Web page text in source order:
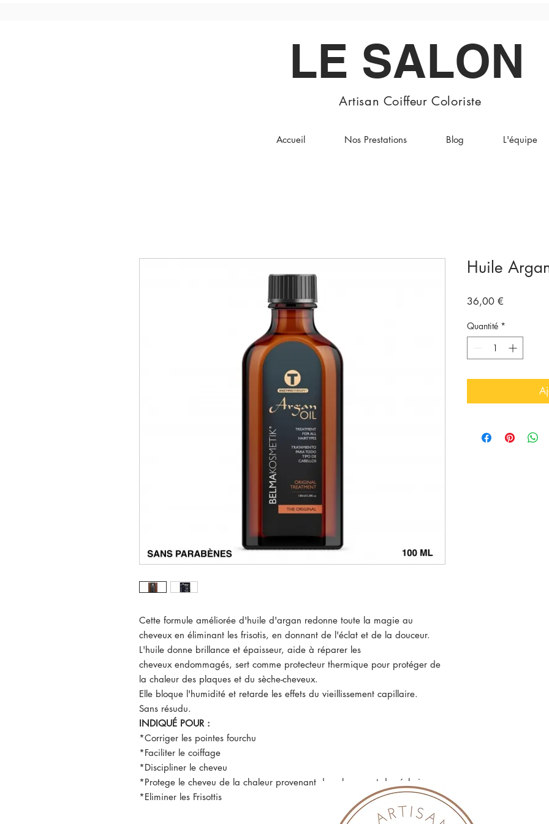
LE SALON
Artisan Coiffeur Coloriste
Accueil Nos Prestations Blog L'équipe
Cette formule améliorée d'huile d'argan redonne toute la magie au
cheveux en éliminant les frisotis, en donnant de l'éclat et de la douceur.
L'huile donne brillance et épaisseur, aide à réparer les
cheveux endommagés, sert comme protecteur thermique pour protéger de
la chaleur des plaques et du sèche-cheveux.
Elle bloque l'humidité et retarde les effets du vieillissement capillaire.
Sans résudu.
INDIQUÉ POUR :
*Corriger les pointes fourchu
*Faciliter le coiffage
*Discipliner le cheveu
*Protege le cheveu de la chaleur provenant des plaques et de séchoir
*Eliminer les Frisottis
Huile
36,00 €
Quantité *